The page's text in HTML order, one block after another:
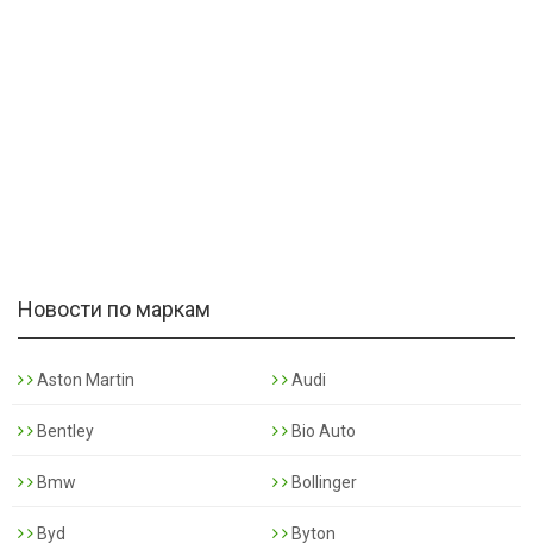
Новости по маркам
Aston Martin Audi
Bentley Bio Auto
Bmw Bollinger
Byd Byton